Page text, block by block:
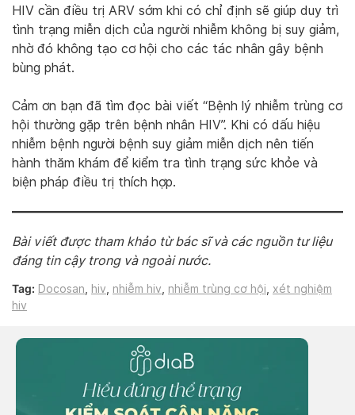
HIV cần điều trị ARV sớm khi có chỉ định sẽ giúp duy trì
tình trạng miễn dịch của người nhiễm không bị suy giảm,
nhờ đó không tạo cơ hội cho các tác nhân gây bệnh
bùng phát.
Cảm ơn bạn đã tìm đọc bài viết “Bệnh lý nhiễm trùng cơ
hội thường gặp trên bệnh nhân HIV”. Khi có dấu hiệu
nhiễm bệnh người bệnh suy giảm miễn dịch nên tiến
hành thăm khám để kiểm tra tình trạng sức khỏe và
biện pháp điều trị thích hợp.
Bài viết được tham khảo từ bác sĩ và các nguồn tư liệu
đáng tin cậy trong và ngoài nước.
Tag: Docosan hiv nhiễm hiv nhiễm trùng cơ hội
xét nghiệm
hiv